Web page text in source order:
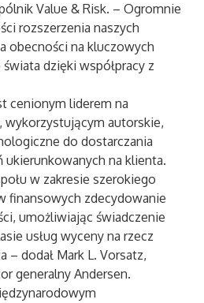
Value & Risk. – Ogromnie
rozszerzenia naszych
obecności na kluczowych
dzięki współpracy z
cenionym liderem na
wykorzystującym autorskie,
do dostarczania
na klienta.
w zakresie szerokiego
finansowych zdecydowanie
umożliwiając świadczenie
usług wyceny na rzecz
– dodał Mark L. Vorsatz,
generalny Andersen.